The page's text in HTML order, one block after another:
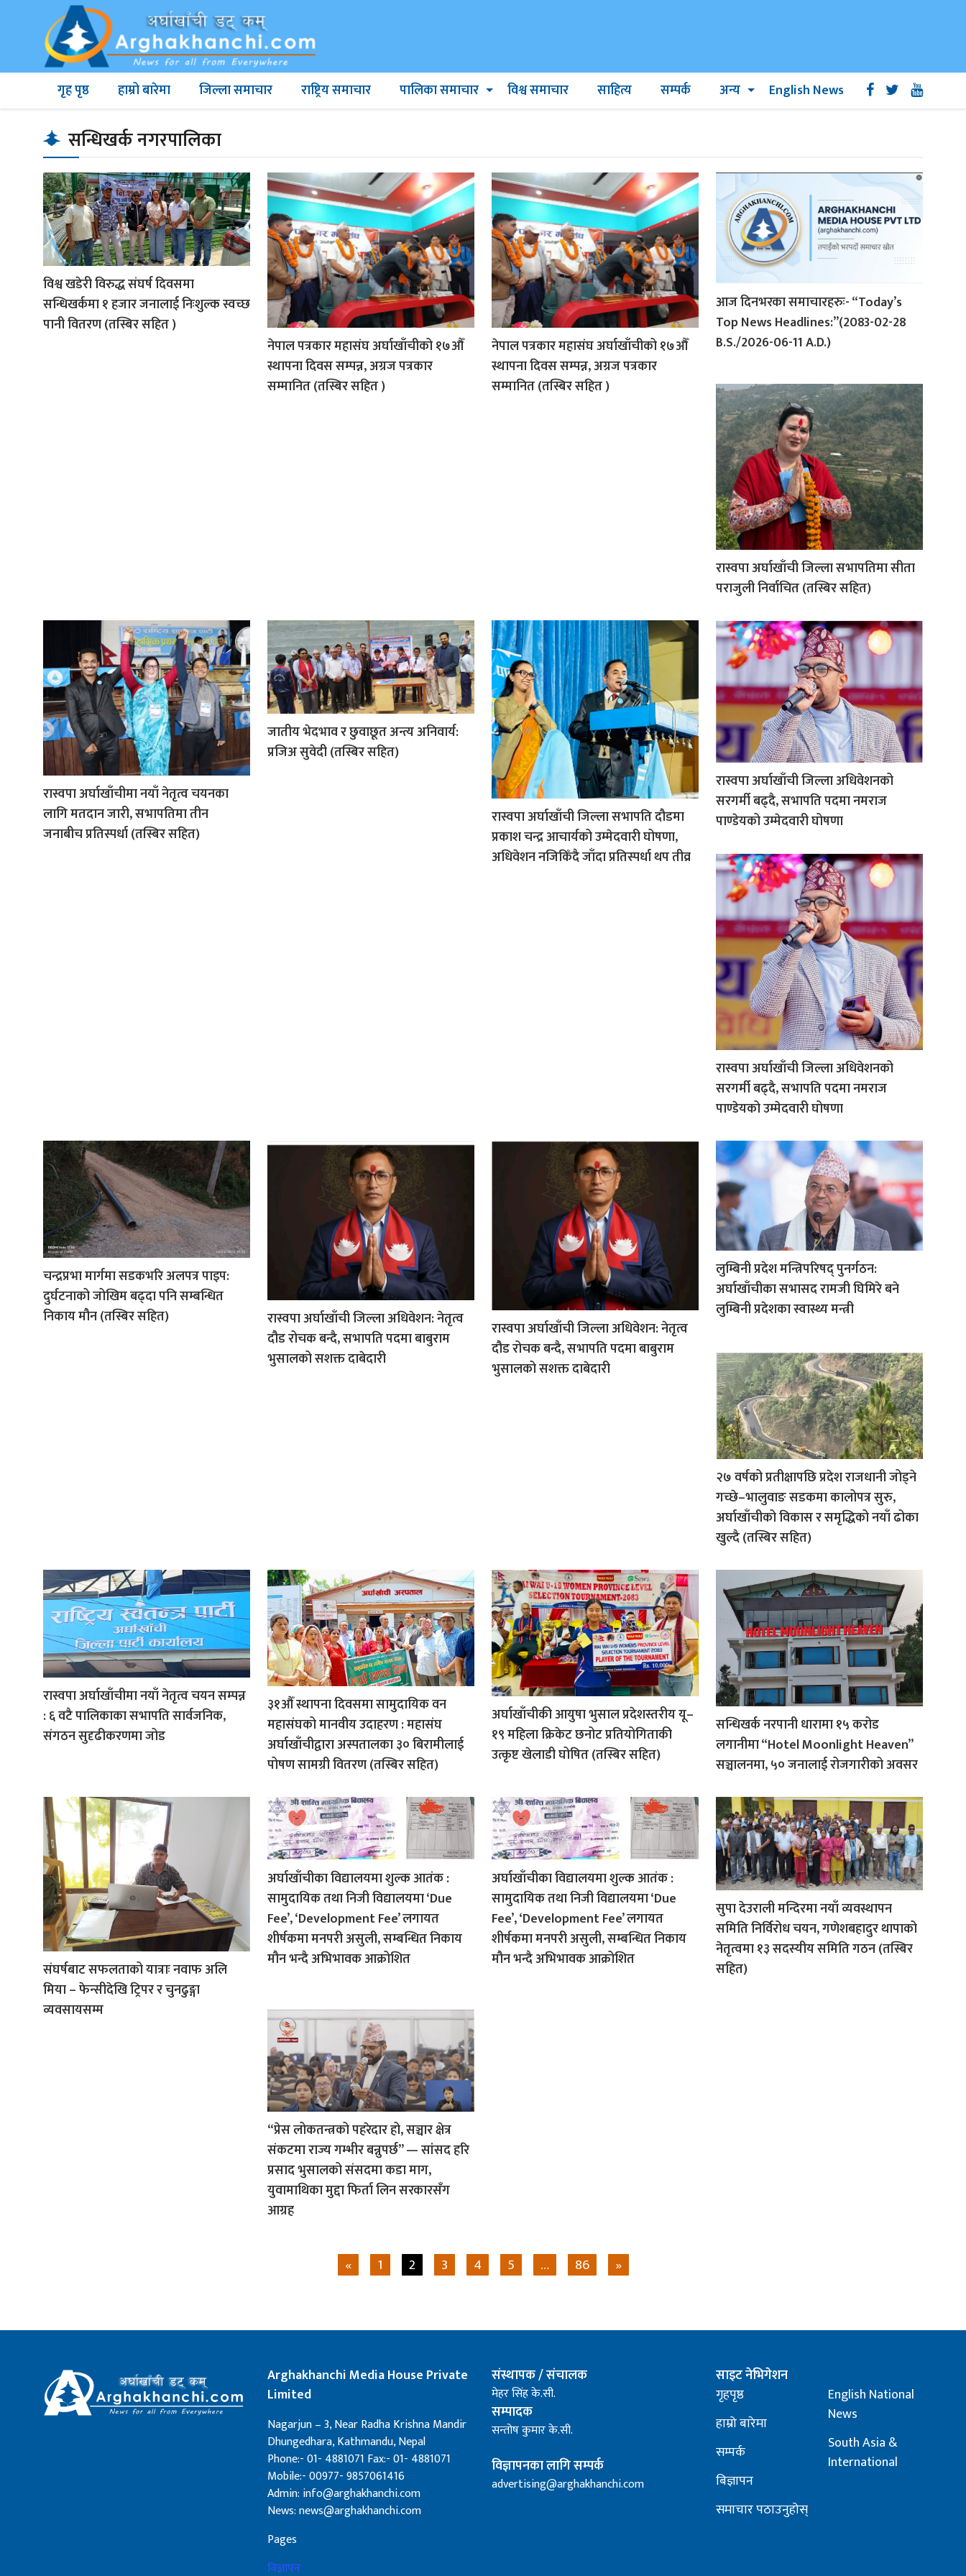
गृह पृष्ठ हाम्रो बारेमा जिल्ला समाचार राष्ट्रिय समाचार पालिका समाचार विश्व समाचार साहित्य सम्पर्क अन्य English News
सन्धिखर्क नगरपालिका
विश्व खडेरी विरुद्ध संघर्ष दिवसमा
सन्धिखर्कमा १ हजार जनालाई निःशुल्क स्वच्छ
पानी वितरण (तस्बिर सहित )
नेपाल पत्रकार महासंघ अर्घाखाँचीको १७औँ
स्थापना दिवस सम्पन्न, अग्रज पत्रकार
सम्मानित (तस्बिर सहित )
नेपाल पत्रकार महासंघ अर्घाखाँचीको १७औँ
स्थापना दिवस सम्पन्न, अग्रज पत्रकार
सम्मानित (तस्बिर सहित )
आज दिनभरका समाचारहरुः- “Today’s
Top News Headlines:”(2083-02-28
B.S./2026-06-11 A.D.)
रास्वपा अर्घाखाँची जिल्ला सभापतिमा सीता
पराजुली निर्वाचित (तस्बिर सहित)
रास्वपा अर्घाखाँचीमा नयाँ नेतृत्व चयनका
लागि मतदान जारी, सभापतिमा तीन
जनाबीच प्रतिस्पर्धा (तस्बिर सहित)
जातीय भेदभाव र छुवाछूत अन्त्य अनिवार्य:
प्रजिअ सुवेदी (तस्बिर सहित)
रास्वपा अर्घाखाँची जिल्ला सभापति दौडमा
प्रकाश चन्द्र आचार्यको उम्मेदवारी घोषणा,
अधिवेशन नजिकिँदै जाँदा प्रतिस्पर्धा थप तीव्र
रास्वपा अर्घाखाँची जिल्ला अधिवेशनको
सरगर्मी बढ्दै, सभापति पदमा नमराज
पाण्डेयको उम्मेदवारी घोषणा
रास्वपा अर्घाखाँची जिल्ला अधिवेशनको
सरगर्मी बढ्दै, सभापति पदमा नमराज
पाण्डेयको उम्मेदवारी घोषणा
चन्द्रप्रभा मार्गमा सडकभरि अलपत्र पाइप:
दुर्घटनाको जोखिम बढ्दा पनि सम्बन्धित
निकाय मौन (तस्बिर सहित)
रास्वपा अर्घाखाँची जिल्ला अधिवेशन: नेतृत्व
दौड रोचक बन्दै, सभापति पदमा बाबुराम
भुसालको सशक्त दाबेदारी
रास्वपा अर्घाखाँची जिल्ला अधिवेशन: नेतृत्व
दौड रोचक बन्दै, सभापति पदमा बाबुराम
भुसालको सशक्त दाबेदारी
लुम्बिनी प्रदेश मन्त्रिपरिषद् पुनर्गठन:
अर्घाखाँचीका सभासद रामजी घिमिरे बने
लुम्बिनी प्रदेशका स्वास्थ्य मन्त्री
२७ वर्षको प्रतीक्षापछि प्रदेश राजधानी जोड्ने
गच्छे–भालुवाङ सडकमा कालोपत्र सुरु,
अर्घाखाँचीको विकास र समृद्धिको नयाँ ढोका
खुल्दै (तस्बिर सहित)
रास्वपा अर्घाखाँचीमा नयाँ नेतृत्व चयन सम्पन्न
: ६ वटै पालिकाका सभापति सार्वजनिक,
संगठन सुदृढीकरणमा जोड
३१औँ स्थापना दिवसमा सामुदायिक वन
महासंघको मानवीय उदाहरण : महासंघ
अर्घाखाँचीद्वारा अस्पतालका ३० बिरामीलाई
पोषण सामग्री वितरण (तस्बिर सहित)
अर्घाखाँचीकी आयुषा भुसाल प्रदेशस्तरीय यू–
१९ महिला क्रिकेट छनोट प्रतियोगिताकी
उत्कृष्ट खेलाडी घोषित (तस्बिर सहित)
सन्धिखर्क नरपानी धारामा १५ करोड
लगानीमा “Hotel Moonlight Heaven”
सञ्चालनमा, ५० जनालाई रोजगारीको अवसर
संघर्षबाट सफलताको यात्राः नवाफ अलि
मिया – फेन्सीदेखि ट्रिपर र चुनढुङ्गा
व्यवसायसम्म
अर्घाखाँचीका विद्यालयमा शुल्क आतंक :
सामुदायिक तथा निजी विद्यालयमा ‘Due
Fee’, ‘Development Fee’ लगायत
शीर्षकमा मनपरी असुली, सम्बन्धित निकाय
मौन भन्दै अभिभावक आक्रोशित
अर्घाखाँचीका विद्यालयमा शुल्क आतंक :
सामुदायिक तथा निजी विद्यालयमा ‘Due
Fee’, ‘Development Fee’ लगायत
शीर्षकमा मनपरी असुली, सम्बन्धित निकाय
मौन भन्दै अभिभावक आक्रोशित
सुपा देउराली मन्दिरमा नयाँ व्यवस्थापन
समिति निर्विरोध चयन, गणेशबहादुर थापाको
नेतृत्वमा १३ सदस्यीय समिति गठन (तस्बिर
सहित)
“प्रेस लोकतन्त्रको पहरेदार हो, सञ्चार क्षेत्र
संकटमा राज्य गम्भीर बन्नुपर्छ” — सांसद हरि
प्रसाद भुसालको संसदमा कडा माग,
युवामाथिका मुद्दा फिर्ता लिन सरकारसँग
आग्रह
« 1 2 3 4 5 … 86 »
Arghakhanchi Media House Private
Limited
Nagarjun – 3, Near Radha Krishna Mandir
Dhungedhara, Kathmandu, Nepal
Phone:- 01- 4881071 Fax:- 01- 4881071
Mobile:- 00977- 9857061416
Admin: info@arghakhanchi.com
News: news@arghakhanchi.com
Pages
बिज्ञापन
संस्थापक / संचालक
मेहर सिंह के.सी.
सम्पादक
सन्तोष कुमार के.सी.
विज्ञापनका लागि सम्पर्क
advertising@arghakhanchi.com
साइट नेभिगेशन
गृहपृष्ठ
हाम्रो बारेमा
सम्पर्क
बिज्ञापन
समाचार पठाउनुहोस्
English National
News
South Asia &
International